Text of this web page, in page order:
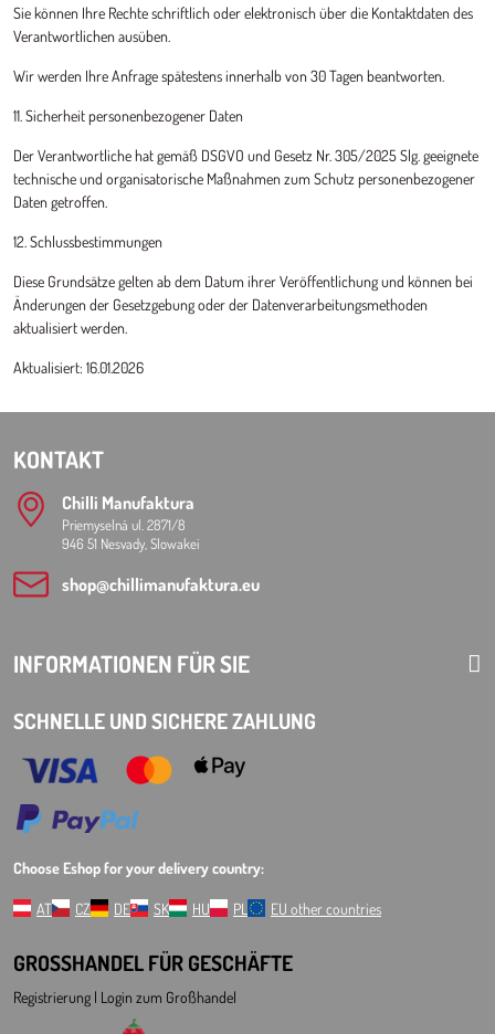
Sie können Ihre Rechte schriftlich oder elektronisch über die Kontaktdaten des
Verantwortlichen ausüben.
Wir werden Ihre Anfrage spätestens innerhalb von 30 Tagen beantworten.
11. Sicherheit personenbezogener Daten
Der Verantwortliche hat gemäß DSGVO und Gesetz Nr. 305/2025 Slg. geeignete
technische und organisatorische Maßnahmen zum Schutz personenbezogener
Daten getroffen.
12. Schlussbestimmungen
Diese Grundsätze gelten ab dem Datum ihrer Veröffentlichung und können bei
Änderungen der Gesetzgebung oder der Datenverarbeitungsmethoden
aktualisiert werden.
Aktualisiert: 16.01.2026
KONTAKT
Chilli Manufaktura
Priemyselná ul. 2871/8
946 51 Nesvady, Slowakei
shop​@chillimanufaktura​.eu
INFORMATIONEN FÜR SIE
SCHNELLE UND SICHERE ZAHLUNG
Choose Eshop for your delivery country:
AT CZ DE SK HU PL EU other countries
GROSSHANDEL FÜR GESCHÄFTE
Registrierung l Login zum Großhandel